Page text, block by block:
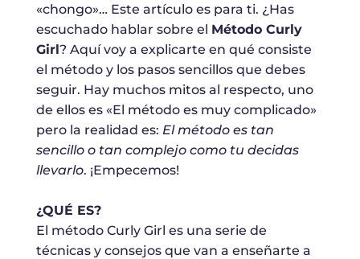
«chongo»… Este artículo es para ti. ¿Has
escuchado hablar sobre el Método Curly
Girl? Aquí voy a explicarte en qué consiste
el método y los pasos sencillos que debes
seguir. Hay muchos mitos al respecto, uno
de ellos es «El método es muy complicado»
pero la realidad es: El método es tan
sencillo o tan complejo como tu decidas
llevarlo. ¡Empecemos!
¿QUÉ ES?
El método Curly Girl es una serie de
técnicas y consejos que van a enseñarte a